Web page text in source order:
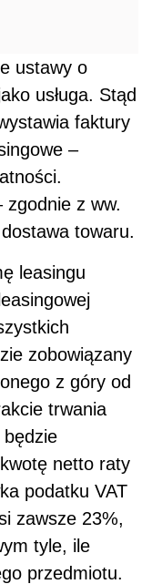
ustawy o
usługa. Stąd
faktury
–
zgodnie z ww.
towaru.
leasingu
zobowiązany
z góry od
trwania
netto raty
podatku VAT
zawsze 23%,
tyle, ile
przedmiotu.